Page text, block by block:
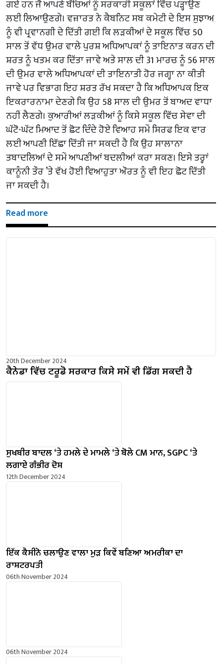
ਗਏ ਹਨ ਜੋ ਆਪਣੇ ਬੱਚਿਆਂ ਨੂੰ ਸਰਕਾਰੀ ਸਕੂਲਾਂ ਵਿੱਚ ਪੜ੍ਹਾਉਣ
ਲਈ ਲਿਆਉਣਗੇ। ਵਜ਼ਾਰਤ ਨੇ ਕੈਬਨਿਟ ਸਬ ਕਮੇਟੀ ਦੇ ਇਸ ਸੁਝਾਅ
ਨੂੰ ਵੀ ਪ੍ਰਵਾਨਗੀ ਦੇ ਦਿੱਤੀ ਗਈ ਕਿ ਲੜਕੀਆਂ ਦੇ ਸਕੂਲ ਵਿੱਚ 50
ਸਾਲ ਤੋਂ ਵੱਧ ਉਮਰ ਵਾਲੇ ਪੁਰਸ਼ ਅਧਿਆਪਕਾਂ ਨੂੰ ਤਾਇਨਾਤ ਕਰਨ ਦੀ
ਸ਼ਰਤ ਨੂੰ ਖਤਮ ਕਰ ਦਿੱਤਾ ਜਾਵੇ ਅਤੇ ਸਾਲ ਦੀ 31 ਮਾਰਚ ਨੂੰ 56 ਸਾਲ
ਦੀ ਉਮਰ ਵਾਲੇ ਅਧਿਆਪਕਾਂ ਦੀ ਤਾਇਨਾਤੀ ਹੋਰ ਜਗ੍ਹਾ ਨਾ ਕੀਤੀ
ਜਾਵੇ ਪਰ ਵਿਭਾਗ ਇਹ ਸ਼ਰਤ ਰੱਖ ਸਕਦਾ ਹੈ ਕਿ ਅਧਿਆਪਕ ਇਕ
ਇਕਰਾਰਨਾਮਾ ਦੇਣਗੇ ਕਿ ਉਹ 58 ਸਾਲ ਦੀ ਉਮਰ ਤੋਂ ਬਾਅਦ ਵਾਧਾ
ਨਹੀਂ ਲੈਣਗੇ। ਕੁਆਰੀਆਂ ਲੜਕੀਆਂ ਨੂੰ ਕਿਸੇ ਸਕੂਲ ਵਿੱਚ ਸੇਵਾ ਦੀ
ਘੱਟੋ-ਘੱਟ ਮਿਆਦ ਤੋਂ ਛੋਟ ਦਿੰਦੇ ਹੋਏ ਵਿਆਹ ਸਮੇਂ ਸਿਰਫ ਇਕ ਵਾਰ
ਲਈ ਆਪਣੀ ਇੱਛਾ ਦਿੱਤੀ ਜਾ ਸਕਦੀ ਹੈ ਕਿ ਉਹ ਸਾਲਾਨਾ
ਤਬਾਦਲਿਆਂ ਦੇ ਸਮੇਂ ਆਪਣੀਆਂ ਬਦਲੀਆਂ ਕਰਾ ਸਕਣ। ਇਸੇ ਤਰ੍ਹਾਂ
ਕਾਨੂੰਨੀ ਤੌਰ ’ਤੇ ਵੱਖ ਹੋਈ ਵਿਆਹੁਤਾ ਔਰਤ ਨੂੰ ਵੀ ਇਹ ਛੋਟ ਦਿੱਤੀ
ਜਾ ਸਕਦੀ ਹੈ।
Read more
20th December 2024
ਕੈਨੇਡਾ ਵਿੱਚ ਟਰੂਡੋ ਸਰਕਾਰ ਕਿਸੇ ਸਮੇਂ ਵੀ ਡਿੱਗ ਸਕਦੀ ਹੈ
ਸੁਖਬੀਰ ਬਾਦਲ ‘ਤੇ ਹਮਲੇ ਦੇ ਮਾਮਲੇ ‘ਤੇ ਬੋਲੇ ​​CM ਮਾਨ, SGPC ‘ਤੇ
ਲਗਾਏ ਗੰਭੀਰ ਦੋਸ਼
12th December 2024
ਇੱਕ ਕੈਸੀਨੋ ਚਲਾਉਣ ਵਾਲਾ ਮੁੜ ਕਿਵੇਂ ਬਣਿਆ ਅਮਰੀਕਾ ਦਾ
ਰਾਸ਼ਟਰਪਤੀ
06th November 2024
06th November 2024